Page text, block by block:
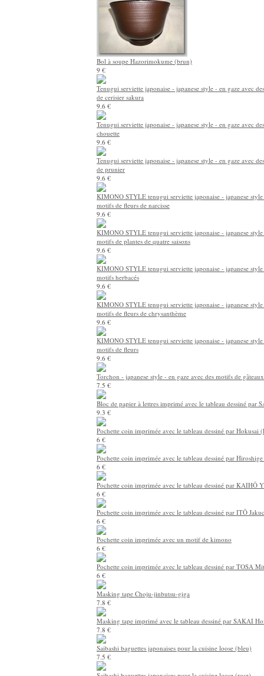
Bol à soupe Hazorimokume (brun)
9 €
Tenugui serviette japonaise - japanese style - en gaze avec
de cerisier sakura
9.6 €
Tenugui serviette japonaise - japanese style - en gaze avec
chouette
9.6 €
Tenugui serviette japonaise - japanese style - en gaze avec
de prunier
9.6 €
KIMONO STYLE tenugui serviette japonaise - japanese style
motifs de fleurs de narcisse
9.6 €
KIMONO STYLE tenugui serviette japonaise - japanese style
motifs de plantes de quatre saisons
9.6 €
KIMONO STYLE tenugui serviette japonaise - japanese style
motifs herbacés
9.6 €
KIMONO STYLE tenugui serviette japonaise - japanese style
motifs de fleurs de chrysanthème
9.6 €
KIMONO STYLE tenugui serviette japonaise - japanese style
motifs de fleurs
9.6 €
Torchon - japanese style - en gaze avec des motifs de
7.5 €
Bloc de papier à lettres imprimé avec le tableau dessiné par
9.3 €
Pochette coin imprimée avec le tableau dessiné par Hokusai
6 €
Pochette coin imprimée avec le tableau dessiné par
6 €
Pochette coin imprimée avec le tableau dessiné par KAIHŌ
6 €
Pochette coin imprimée avec le tableau dessiné par ITŌ
6 €
Pochette coin imprimée avec un motif de kimono
6 €
Pochette coin imprimée avec le tableau dessiné par TOSA
6 €
Masking tape Choju-jinbutsu-giga
7.8 €
Masking tape imprimé avec le tableau dessiné par SAKAI
7.8 €
Saibashi baguettes japonaises pour la cuisine loose (bleu)
7.5 €